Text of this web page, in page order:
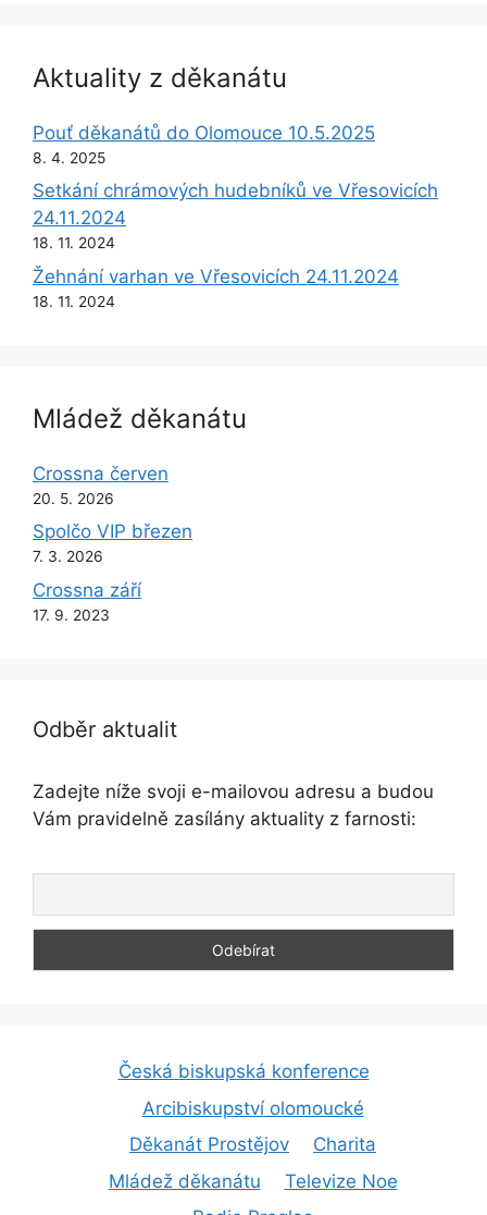
Aktuality z děkanátu
Pouť děkanátů do Olomouce 10.5.2025
8. 4. 2025
Setkání chrámových hudebníků ve Vřesovicích
24.11.2024
18. 11. 2024
Žehnání varhan ve Vřesovicích 24.11.2024
18. 11. 2024
Mládež děkanátu
Crossna červen
20. 5. 2026
Spolčo VIP březen
7. 3. 2026
Crossna září
17. 9. 2023
Odběr aktualit
Zadejte níže svoji e-mailovou adresu a budou
Vám pravidelně zasílány aktuality z farnosti:
Česká biskupská konference
Arcibiskupství olomoucké
Děkanát Prostějov
Charita
Mládež děkanátu
Televize Noe